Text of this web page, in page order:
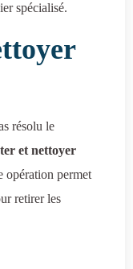
spécialisé.
résolu le
et nettoyer
opération permet
retirer les